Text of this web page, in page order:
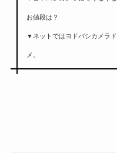
お値段は？
▼ネットではヨドバシカメラ
メ。